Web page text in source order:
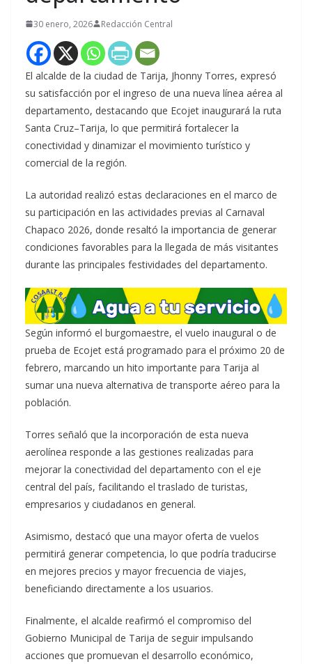
30 enero, 2026 Redacción Central
El alcalde de la ciudad de Tarija, Jhonny Torres, expresó
su satisfacción por el ingreso de una nueva línea aérea al
departamento, destacando que Ecojet inaugurará la ruta
Santa Cruz–Tarija, lo que permitirá fortalecer la
conectividad y dinamizar el movimiento turístico y
comercial de la región.
La autoridad realizó estas declaraciones en el marco de
su participación en las actividades previas al Carnaval
Chapaco 2026, donde resaltó la importancia de generar
condiciones favorables para la llegada de más visitantes
durante las principales festividades del departamento.
Según informó el burgomaestre, el vuelo inaugural o de
prueba de Ecojet está programado para el próximo 20 de
febrero, marcando un hito importante para Tarija al
sumar una nueva alternativa de transporte aéreo para la
población.
Torres señaló que la incorporación de esta nueva
aerolínea responde a las gestiones realizadas para
mejorar la conectividad del departamento con el eje
central del país, facilitando el traslado de turistas,
empresarios y ciudadanos en general.
Asimismo, destacó que una mayor oferta de vuelos
permitirá generar competencia, lo que podría traducirse
en mejores precios y mayor frecuencia de viajes,
beneficiando directamente a los usuarios.
Finalmente, el alcalde reafirmó el compromiso del
Gobierno Municipal de Tarija de seguir impulsando
acciones que promuevan el desarrollo económico,